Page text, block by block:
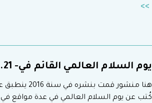
يوم السلام العالمي القائم في- 21...
كُتب عن يوم السلام العالمي في عدة مواقع في